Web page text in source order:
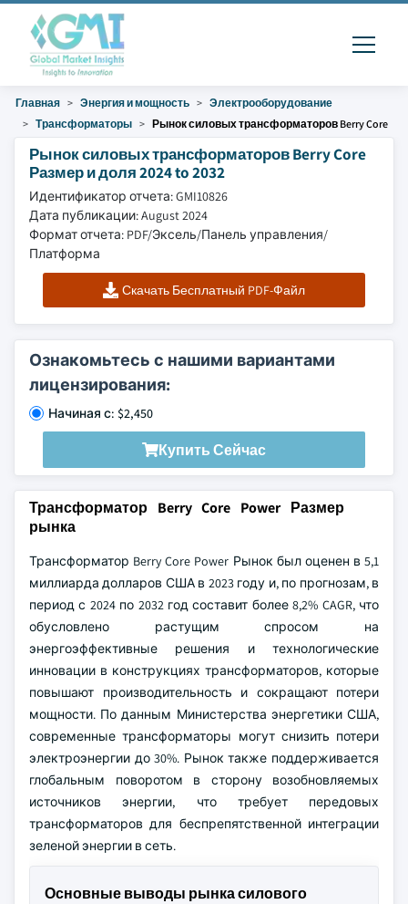
Главная Энергия и мощность
Электрооборудование
Трансформаторы
Рынок силовых трансформаторов Berry Core
Рынок силовых трансформаторов Berry Core
Размер и доля 2024 to 2032
Идентификатор отчета: GMI10826
Дата публикации: August 2024
Формат отчета: PDF/Эксель/Панель управления/
Платформа
Скачать Бесплатный PDF-Файл
Ознакомьтесь с нашими вариантами
лицензирования:
Начиная с: $2,450
Купить Сейчас
Трансформатор Berry Core Power Размер
рынка
Трансформатор Berry Core Power Рынок был оценен в 5,1
миллиарда долларов США в 2023 году и, по прогнозам, в
период с 2024 по 2032 год составит более 8,2% CAGR, что
обусловлено растущим спросом на
энергоэффективные решения и технологические
инновации в конструкциях трансформаторов, которые
повышают производительность и сокращают потери
мощности. По данным Министерства энергетики США,
современные трансформаторы могут снизить потери
электроэнергии до 30%. Рынок также поддерживается
глобальным поворотом в сторону возобновляемых
источников энергии, что требует передовых
трансформаторов для беспрепятственной интеграции
зеленой энергии в сеть.
Основные выводы рынка силового